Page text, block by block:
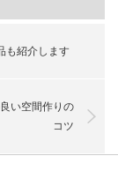
も紹介します
い空間作りの
コツ